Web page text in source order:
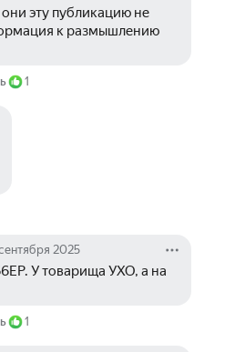
эту публикацию не
к размышлению
1
2025
У товарища УХО, а на
1